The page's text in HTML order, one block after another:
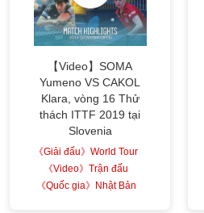
【Video】SOMA
Yumeno VS CAKOL
Klara, vòng 16 Thử
thách ITTF 2019 tại
Slovenia
《Giải đấu》World Tour
《Video》Trận đấu
《Quốc gia》Nhật Bản